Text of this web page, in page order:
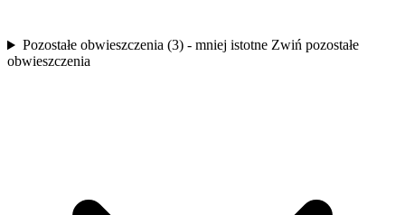
Pozostałe obwieszczenia (3) - mniej istotne Zwiń pozostałe
obwieszczenia